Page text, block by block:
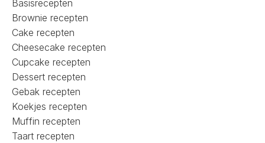
Basisrecepten
Brownie recepten
Cake recepten
Cheesecake recepten
Cupcake recepten
Dessert recepten
Gebak recepten
Koekjes recepten
Muffin recepten
Taart recepten